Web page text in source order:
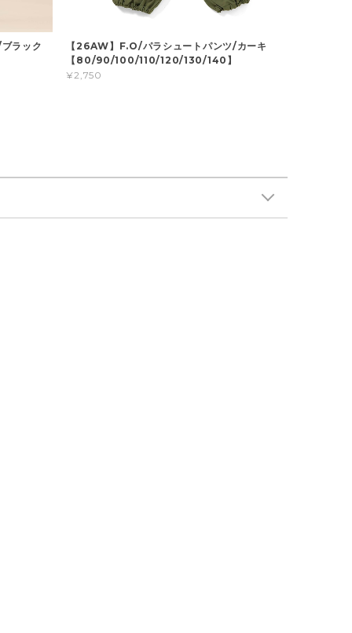
ラック
【26AW】F.O/パラシュートパンツ/カーキ
【80/90/100/110/120/130/140】
¥2,750